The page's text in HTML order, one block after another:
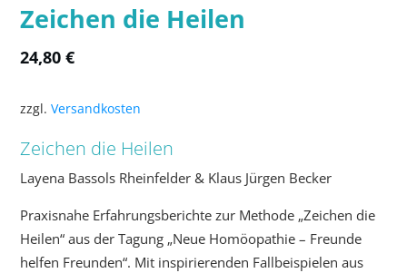
Zeichen die Heilen
24,80 €
zzgl. Versandkosten
Zeichen die Heilen
Layena Bassols Rheinfelder & Klaus Jürgen Becker
Praxisnahe Erfahrungsberichte zur Methode „Zeichen die
Heilen“ aus der Tagung „Neue Homöopathie – Freunde
helfen Freunden“. Mit inspirierenden Fallbeispielen aus